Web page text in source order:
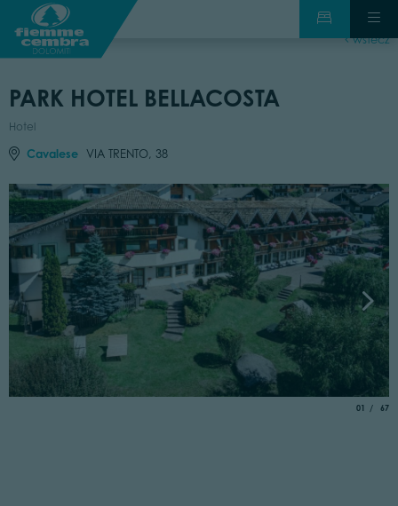
wstecz
PARK HOTEL BELLACOSTA
Hotel
Cavalese VIA TRENTO, 38
01 of
67